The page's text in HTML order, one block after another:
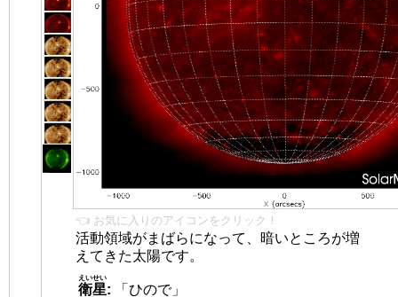
👈 お気に入りのアイコンをクリック！
活動領域がまばらになって、暗いところが増
えてきた太陽です。
衛星
えいせい
:
「ひので」